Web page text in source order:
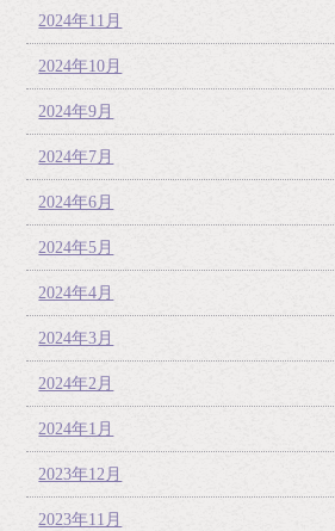
2024年11月
2024年10月
2024年9月
2024年7月
2024年6月
2024年5月
2024年4月
2024年3月
2024年2月
2024年1月
2023年12月
2023年11月